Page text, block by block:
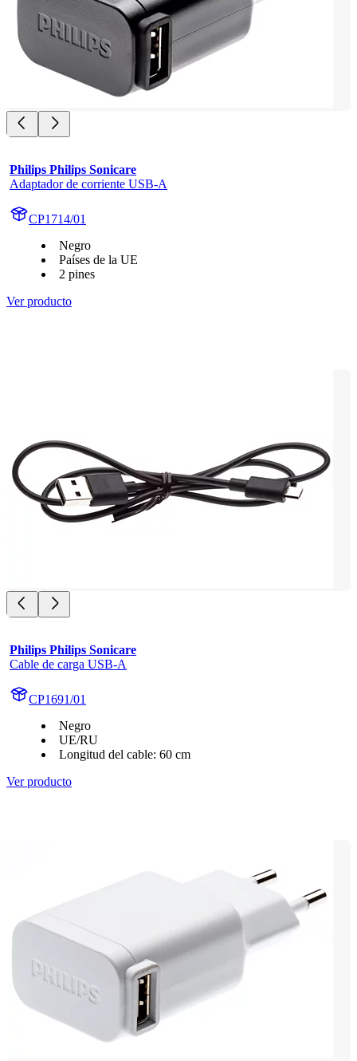
Philips Philips Sonicare
Adaptador de corriente USB-A
CP1714/01
Negro
Países de la UE
2 pines
Ver producto
Philips Philips Sonicare
Cable de carga USB-A
CP1691/01
Negro
UE/RU
Longitud del cable: 60 cm
Ver producto